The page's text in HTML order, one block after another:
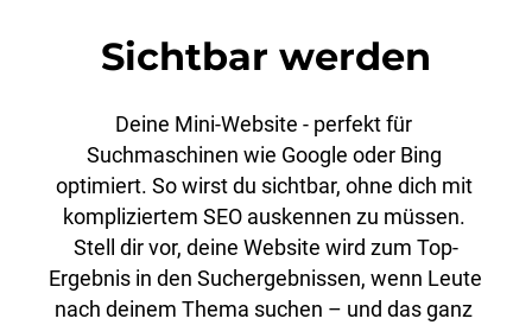
Sichtbar werden
Deine Mini-Website - perfekt für
Suchmaschinen wie Google oder Bing
optimiert. So wirst du sichtbar, ohne dich mit
kompliziertem SEO auskennen zu müssen.
Stell dir vor, deine Website wird zum Top-
Ergebnis in den Suchergebnissen, wenn Leute
nach deinem Thema suchen – und das ganz